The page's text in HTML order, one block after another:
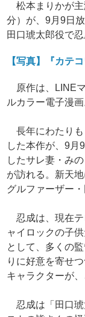
松本まりかが主
分）が、9月9日
田口琥太郎役で
【写真】『カテ
原作は、LINE
ルカラー電子漫
長年にわたりも
した本作が、9月
したサレ妻・み
が訪れる。新天
グルファーザー
忍成は、現在テ
ャイロックの子
として、多くの
りに好意を寄せ
キャラクターが
忍成は「田口琥